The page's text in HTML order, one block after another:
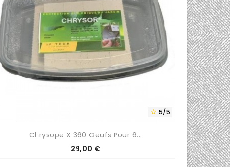
 5/5
Chrysope X 360 Oeufs Pour 6...
Prix
29,00 €